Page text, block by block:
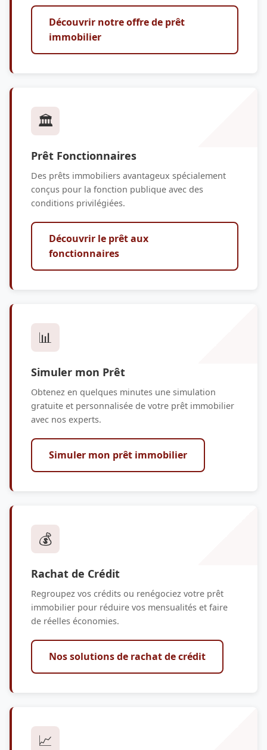
Découvrir notre offre de prêt
immobilier
🏛️
Prêt Fonctionnaires
Des prêts immobiliers avantageux spécialement
conçus pour la fonction publique avec des
conditions privilégiées.
Découvrir le prêt aux
fonctionnaires
📊
Simuler mon Prêt
Obtenez en quelques minutes une simulation
gratuite et personnalisée de votre prêt immobilier
avec nos experts.
Simuler mon prêt immobilier
💰
Rachat de Crédit
Regroupez vos crédits ou renégociez votre prêt
immobilier pour réduire vos mensualités et faire
de réelles économies.
Nos solutions de rachat de crédit
📈